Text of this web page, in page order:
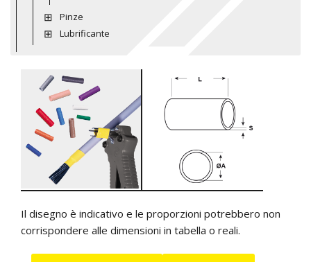
Pinze
Lubrificante
Il disegno è indicativo e le proporzioni potrebbero non
corrispondere alle dimensioni in tabella o reali.